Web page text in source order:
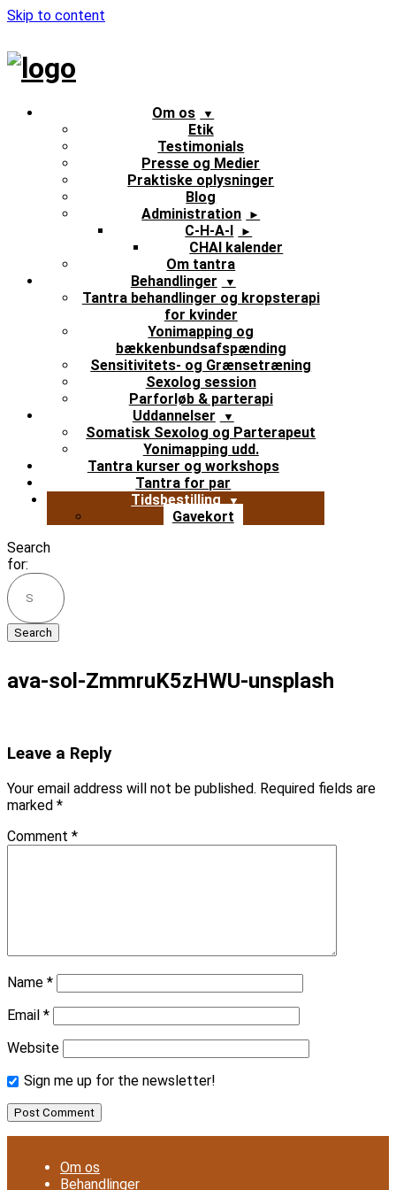
Skip to content
Om os
Etik
Testimonials
Presse og Medier
Praktiske oplysninger
Blog
Administration
C-H-A-I
CHAI kalender
Om tantra
Behandlinger
Tantra behandlinger og kropsterapi
for kvinder
Yonimapping og
bækkenbundsafspænding
Sensitivitets- og Grænsetræning
Sexolog session
Parforløb & parterapi
Uddannelser
Somatisk Sexolog og Parterapeut
Yonimapping udd.
Tantra kurser og workshops
Tantra for par
Tidsbestilling
Gavekort
Search
for:
ava-sol-ZmmruK5zHWU-unsplash
Leave a Reply
Your email address will not be published. Required fields are
marked *
Comment *
Name *
Email *
Website
Sign me up for the newsletter!
Om os
Behandlinger